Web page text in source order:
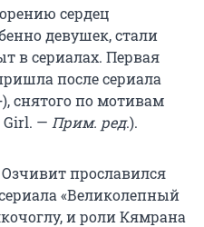
сердец
девушек, стали
в сериалах. Первая
после сериала
снятого по мотивам
Girl. — Прим. ред.).
прославился
«Великолепный
и роли Кямрана